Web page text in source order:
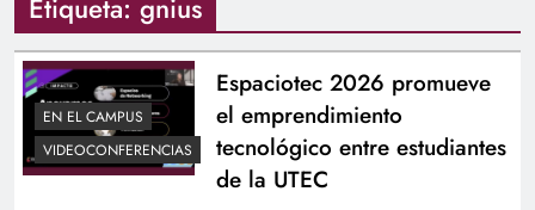
Etiqueta: gnius
EN EL CAMPUS
VIDEOCONFERENCIAS
Espaciotec 2026 promueve
el emprendimiento
tecnológico entre estudiantes
de la UTEC